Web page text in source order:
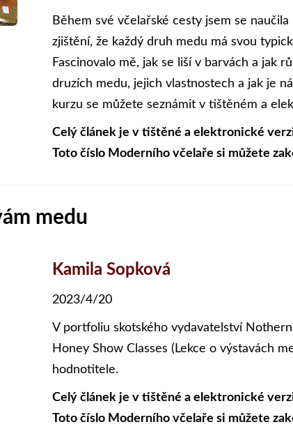
Během své včelařské cesty jsem se
zjištění, že každý druh medu má svou
Fascinovalo mě, jak se liší v barvách a jak
druzích medu, jejich vlastnostech a jak je
kurzu se můžete seznámit v tištěném a
Celý článek je v tištěné a elektronické
Toto číslo Moderního včelaře si můžete
medu
Kamila Sopková
2023/4/20
V portfoliu skotského vydavatelství
Honey Show Classes (Lekce o výstavách
hodnotitele.
Celý článek je v tištěné a elektronické
Toto číslo Moderního včelaře si můžete